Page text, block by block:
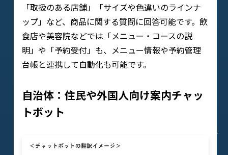
「取扱のある店舗」「サイズや色違いのラインナ
ップ」など、商品に関する質問に回答可能です。飲
食店や美容院などでは「メニュー・コースの説
明」や「予約受付」も、メニュー情報や予約管理
台帳と連携して自動化も可能です。
自治体：住民や外国人向け案内チャッ
トボット